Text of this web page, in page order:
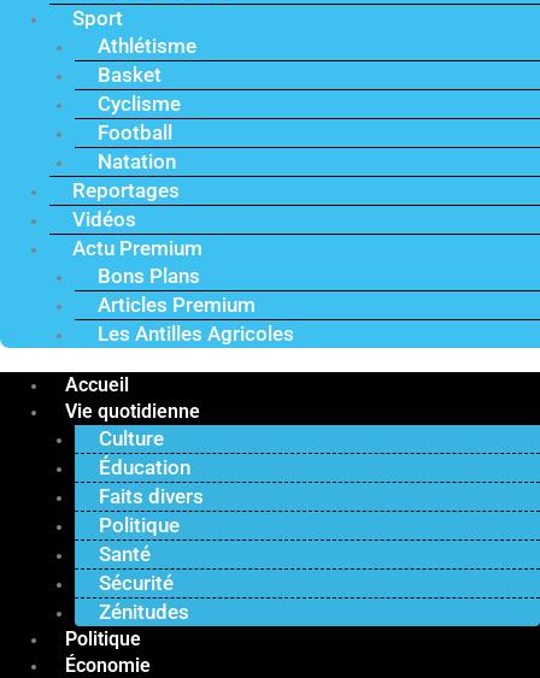
Sport
Athlétisme
Basket
Cyclisme
Football
Natation
Reportages
Vidéos
Actu Premium
Bons Plans
Articles Premium
Les Antilles Agricoles
Accueil
Vie quotidienne
Culture
Éducation
Faits divers
Politique
Santé
Sécurité
Zénitudes
Politique
Économie